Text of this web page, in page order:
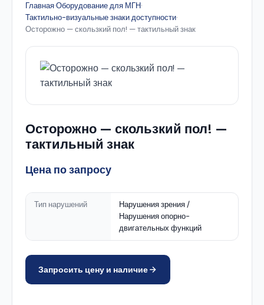
Главная·Оборудование для МГН·
Тактильно-визуальные знаки доступности·
Осторожно — скользкий пол! — тактильный знак
Осторожно — скользкий пол! —
тактильный знак
Цена по запросу
Тип нарушений
Нарушения зрения /
Нарушения опорно-
двигательных функций
Запросить цену и наличие